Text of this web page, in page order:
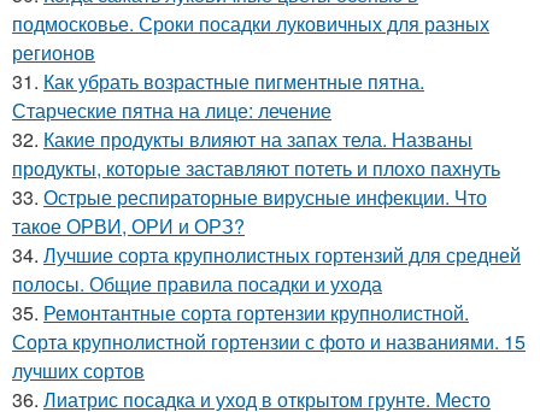
подмосковье. Сроки посадки луковичных для разных
регионов
31. Как убрать возрастные пигментные пятна.
Старческие пятна на лице: лечение
32. Какие продукты влияют на запах тела. Названы
продукты, которые заставляют потеть и плохо пахнуть
33. Острые респираторные вирусные инфекции. Что
такое ОРВИ, ОРИ и ОРЗ?
34. Лучшие сорта крупнолистных гортензий для средней
полосы. Общие правила посадки и ухода
35. Ремонтантные сорта гортензии крупнолистной.
Сорта крупнолистной гортензии с фото и названиями. 15
лучших сортов
36. Лиатрис посадка и уход в открытом грунте. Место